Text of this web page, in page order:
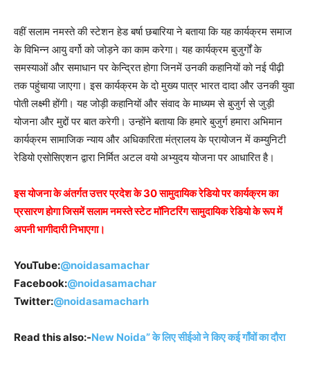
वहीं सलाम नमस्ते की स्टेशन हेड बर्षा छबारिया ने बताया कि यह कार्यक्रम समाज
के विभिन्न आयु वर्गो को जोड़ने का काम करेगा। यह कार्यक्रम बुजुर्गों के
समस्याओं और समाधान पर केन्द्रित होगा जिनमें उनकी कहानियों को नई पीढ़ी
तक पहुंचाया जाएगा। इस कार्यक्रम के दो मुख्य पात्र भारत दादा और उनकी युवा
पोती लक्ष्मी होंगी। यह जोड़ी कहानियों और संवाद के माध्यम से बुजुर्ग से जुड़ी
योजना और मुद्दों पर बात करेगी। उन्होंने बताया कि हमारे बुजुर्ग हमारा अभिमान
कार्यक्रम सामाजिक न्याय और अधिकारिता मंत्रालय के प्रायोजन में कम्युनिटी
रेडियो एसोसिएशन द्वारा निर्मित अटल वयो अभ्युदय योजना पर आधारित है।
इस योजना के अंतर्गत उत्तर प्रदेश के 30 सामुदायिक रेडियो पर कार्यक्रम का
प्रसारण होगा जिसमें सलाम नमस्ते स्टेट मॉनिटरिंग सामुदायिक रेडियो के रूप में
अपनी भागीदारी निभाएगा।
YouTube:@noidasamachar
Facebook:@noidasamachar
Twitter:@noidasamacharh
Read this also:-New Noida” के लिए सीईओ ने किए कई गाँवों का दौरा